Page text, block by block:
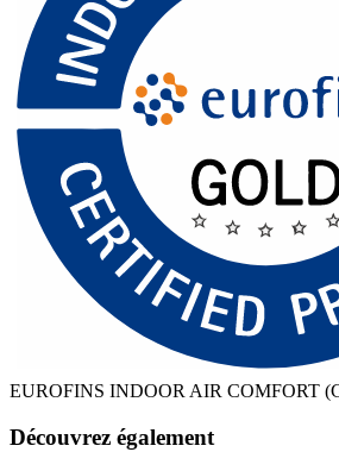
EUROFINS INDOOR AIR COMFORT
Découvrez également